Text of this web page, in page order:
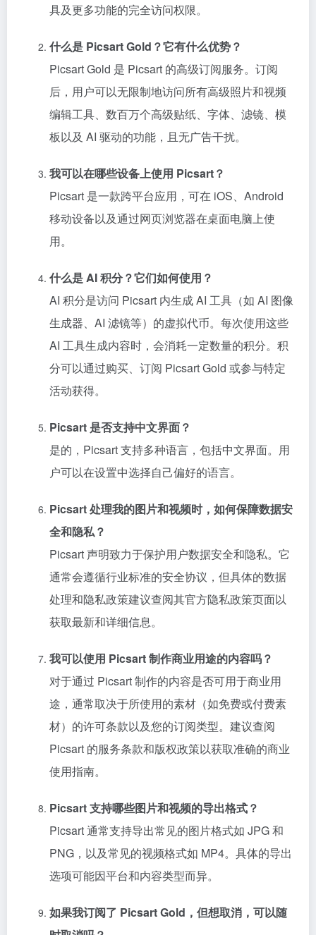
具及更多功能的完全访问权限。
什么是 Picsart Gold？它有什么优势？
Picsart Gold 是 Picsart 的高级订阅服务。订阅
后，用户可以无限制地访问所有高级照片和视频
编辑工具、数百万个高级贴纸、字体、滤镜、模
板以及 AI 驱动的功能，且无广告干扰。
我可以在哪些设备上使用 Picsart？
Picsart 是一款跨平台应用，可在 iOS、Android
移动设备以及通过网页浏览器在桌面电脑上使
用。
什么是 AI 积分？它们如何使用？
AI 积分是访问 Picsart 内生成 AI 工具（如 AI 图像
生成器、AI 滤镜等）的虚拟代币。每次使用这些
AI 工具生成内容时，会消耗一定数量的积分。积
分可以通过购买、订阅 Picsart Gold 或参与特定
活动获得。
Picsart 是否支持中文界面？
是的，Picsart 支持多种语言，包括中文界面。用
户可以在设置中选择自己偏好的语言。
Picsart 处理我的图片和视频时，如何保障数据安
全和隐私？
Picsart 声明致力于保护用户数据安全和隐私。它
通常会遵循行业标准的安全协议，但具体的数据
处理和隐私政策建议查阅其官方隐私政策页面以
获取最新和详细信息。
我可以使用 Picsart 制作商业用途的内容吗？
对于通过 Picsart 制作的内容是否可用于商业用
途，通常取决于所使用的素材（如免费或付费素
材）的许可条款以及您的订阅类型。建议查阅
Picsart 的服务条款和版权政策以获取准确的商业
使用指南。
Picsart 支持哪些图片和视频的导出格式？
Picsart 通常支持导出常见的图片格式如 JPG 和
PNG，以及常见的视频格式如 MP4。具体的导出
选项可能因平台和内容类型而异。
如果我订阅了 Picsart Gold，但想取消，可以随